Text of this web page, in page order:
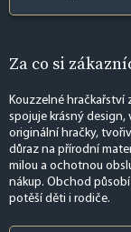
Za co si
Kouzzelné hračkařství
spojuje krásný design,
originální hračky,
důraz na přírodní
milou a ochotnou
nákup. Obchod
potěší děti i rodiče.